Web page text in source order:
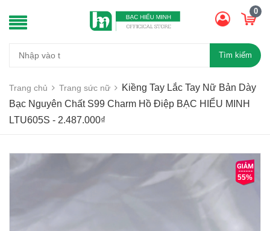
0
Tìm kiếm
Trang chủ Trang sức nữ
Kiềng Tay Lắc Tay Nữ Bản Dày
Bạc Nguyên Chất S99 Charm Hồ Điệp BẠC HIỂU MINH
LTU605S - 2.487.000₫
55%